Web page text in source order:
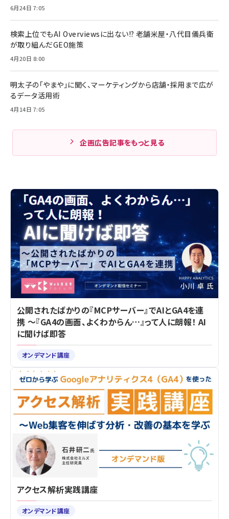
6月24日 7:05
検索上位でもAI Overviewsに出ない!? 老舗米屋・八代目儀兵衛
が取り組んだGEO施策
4月20日 8:00
明太子の「やまや」に聞く、マーケティングから店舗・採用まで広が
るデータ活用術
4月14日 7:05
企画広告記事をもっと見る
公開されたばかりの『MCPサーバー』でAIとGA4を連
携 ～『GA4の画面、よくわからん…』って人に朗報！ AI
に聞けば即答
オンデマンド講座
アクセス解析実践講座
オンデマンド講座